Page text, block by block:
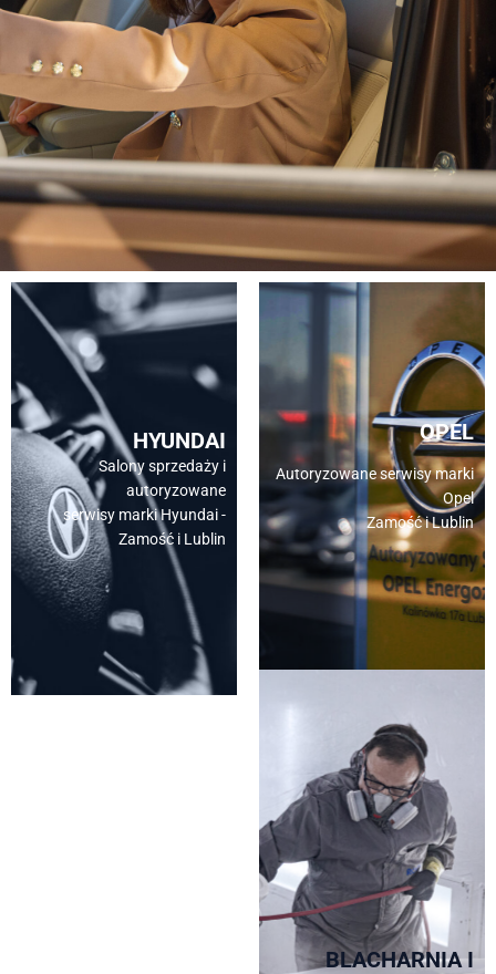
HYUNDAI
Salony sprzedaży i
autoryzowane
serwisy marki Hyundai -
Zamość i Lublin
OPEL
Autoryzowane serwisy marki
Opel
Zamość i Lublin
BLACHARNIA I